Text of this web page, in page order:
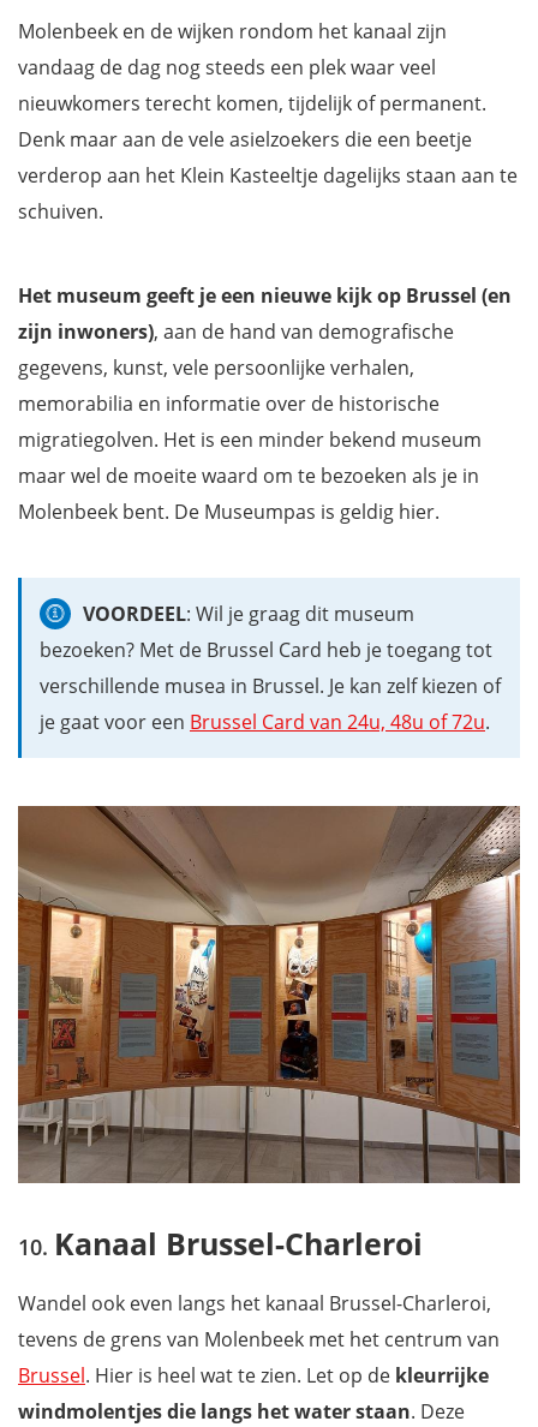
Molenbeek en de wijken rondom het kanaal zijn
vandaag de dag nog steeds een plek waar veel
nieuwkomers terecht komen, tijdelijk of permanent.
Denk maar aan de vele asielzoekers die een beetje
verderop aan het Klein Kasteeltje dagelijks staan aan te
schuiven.
Het museum geeft je een nieuwe kijk op Brussel (en
zijn inwoners), aan de hand van demografische
gegevens, kunst, vele persoonlijke verhalen,
memorabilia en informatie over de historische
migratiegolven. Het is een minder bekend museum
maar wel de moeite waard om te bezoeken als je in
Molenbeek bent. De Museumpas is geldig hier.
VOORDEEL: Wil je graag dit museum
bezoeken? Met de Brussel Card heb je toegang tot
verschillende musea in Brussel. Je kan zelf kiezen of
je gaat voor een Brussel Card van 24u, 48u of 72u.
Kanaal Brussel-Charleroi
Wandel ook even langs het kanaal Brussel-Charleroi,
tevens de grens van Molenbeek met het centrum van
Brussel. Hier is heel wat te zien. Let op de kleurrijke
windmolentjes die langs het water staan. Deze